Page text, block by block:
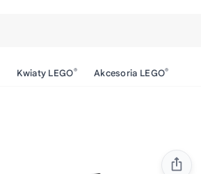
Kwiaty LEGO® Akcesoria LEGO®